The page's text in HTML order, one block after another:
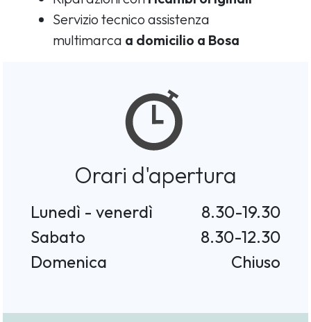
Servizio tecnico assistenza
multimarca a domicilio a Bosa
Orari d'apertura
Lunedì - venerdì
8.30-19.30
Sabato
8.30-12.30
Domenica
Chiuso